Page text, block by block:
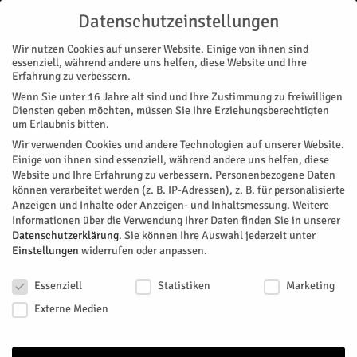
Start Nachrichten Mehr Tourismus im März
NACHRICHTEN REGION
Mehr Tourismus im März
Laut Landesbetrieb IT.NRW, dem Statistischen Landesamt für
Nordrhein-Westfalen, hat es mehr Ankünfte und
Übernachtungen im März gegeben. In Zahlen seien es 1,9
Prozent mehr Übernachtungen und 5,3 Prozent mehr
Gästeankünfte im Vergleich zum Vorjahresmonat. Dabei sei
kommunale Rasterdaten im Tourismusatlas und erstmalig
auch in der Regionaldatenbank verfügbar.
Datenschutzeinstellungen
Wir nutzen Cookies auf unserer Website. Einige von ihnen sind
essenziell, während andere uns helfen, diese Website und Ihre
Erfahrung zu verbessern.
Wenn Sie unter 16 Jahre alt sind und Ihre Zustimmung zu freiwilligen
Diensten geben möchten, müssen Sie Ihre Erziehungsberechtigten
um Erlaubnis bitten.
Wir verwenden Cookies und andere Technologien auf unserer Website.
Einige von ihnen sind essenziell, während andere uns helfen, diese
Website und Ihre Erfahrung zu verbessern. Personenbezogene Daten
können verarbeitet werden (z. B. IP-Adressen), z. B. für personalisierte
Anzeigen und Inhalte oder Anzeigen- und Inhaltsmessung. Weitere
Informationen über die Verwendung Ihrer Daten finden Sie in unserer
Datenschutzerklärung. Sie können Ihre Auswahl jederzeit unter
Einstellungen widerrufen oder anpassen.
Essenziell
Statistiken
Marketing
Externe Medien